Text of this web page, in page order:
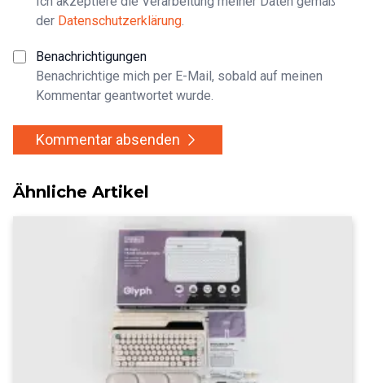
der Datenschutzerklärung.
Benachrichtigungen
Benachrichtige mich per E-Mail, sobald auf meinen
Kommentar geantwortet wurde.
Kommentar absenden
Ähnliche Artikel